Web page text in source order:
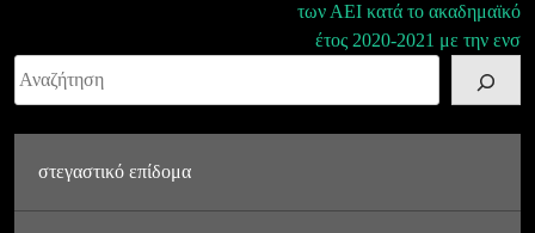
των ΑΕΙ κατά το ακαδημαϊκό
έτος 2020-2021 με την ενσ
Αναζήτηση
στεγαστικό επίδομα